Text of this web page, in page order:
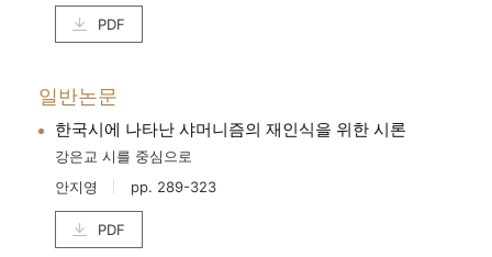
PDF
일반논문
한국시에 나타난 샤머니즘의 재인식을 위한 시론
강은교 시를 중심으로
안지영
pp. 289-323
PDF